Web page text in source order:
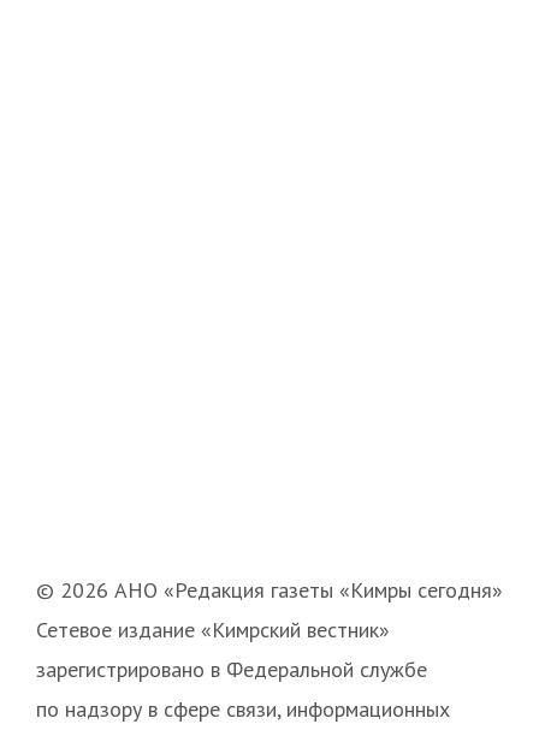
© 2026 АНО «Редакция газеты «Кимры сегодня»
Сетевое издание «Кимрский вестник»
зарегистрировано в Федеральной службе
по надзору в сфере связи, информационных